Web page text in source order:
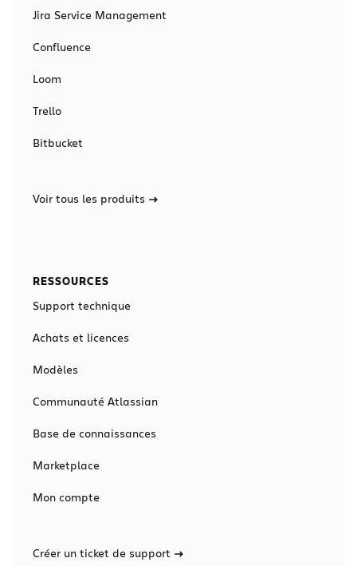
Jira Service Management
Confluence
Loom
Trello
Bitbucket
Voir tous les produits
RESSOURCES
Support technique
Achats et licences
Modèles
Communauté Atlassian
Base de connaissances
Marketplace
Mon compte
Créer un ticket de support